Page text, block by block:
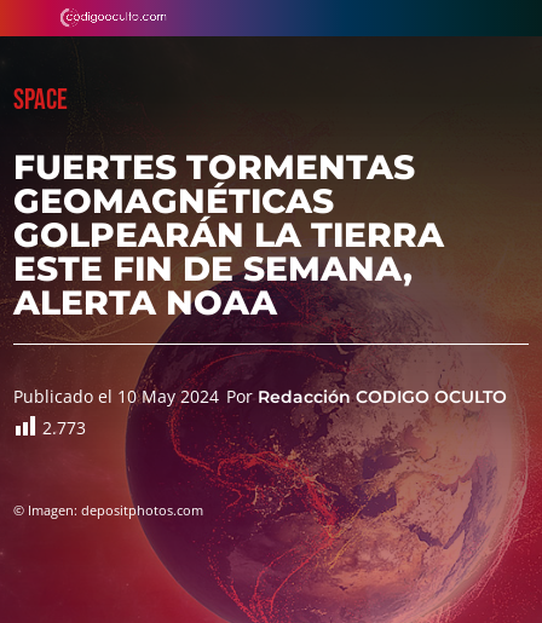
SPACE
FUERTES TORMENTAS
GEOMAGNÉTICAS
GOLPEARÁN LA TIERRA
ESTE FIN DE SEMANA,
ALERTA NOAA
Publicado el 10 May 2024 PorRedacción CODIGO OCULTO
2.773
© Imagen: depositphotos.com